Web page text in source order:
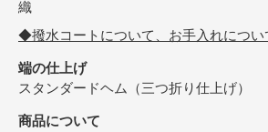
織
◆撥水コートについて、お手入れについ
端の仕上げ
スタンダードヘム（三つ折り仕上げ）
商品について